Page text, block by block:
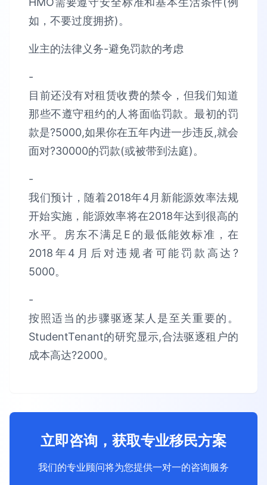
如，不要过度拥挤)。
业主的法律义务-避免罚款的考虑
-
目前还没有对租赁收费的禁令，但我们知道
那些不遵守租约的人将面临罚款。最初的罚
款是?5000,如果你在五年内进一步违反,就会
面对?30000的罚款(或被带到法庭)。
-
我们预计，随着2018年4月新能源效率法规
开始实施，能源效率将在2018年达到很高的
水平。房东不满足E的最低能效标准，在
2018年4月后对违规者可能罚款高达?
5000。
-
按照适当的步骤驱逐某人是至关重要的。
StudentTenant的研究显示,合法驱逐租户的
成本高达?2000。
立即咨询，获取专业移民方案
我们的专业顾问将为您提供一对一的咨询服务